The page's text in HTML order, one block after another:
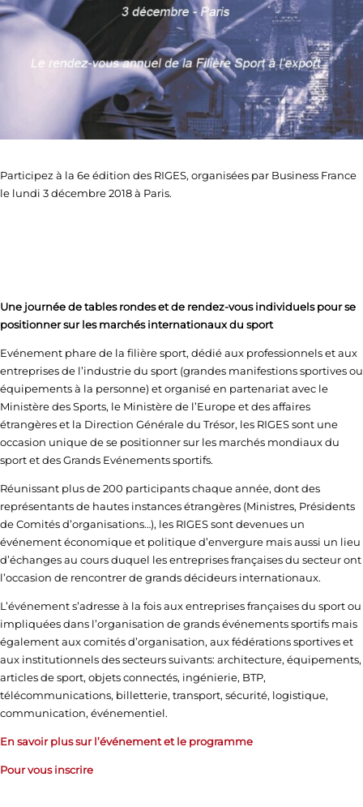
Participez à la 6e édition des RIGES, organisées par Business France
le lundi 3 décembre 2018 à Paris.
Une journée de tables rondes et de rendez-vous individuels pour se
positionner sur les marchés internationaux du sport
Evénement phare de la filière sport, dédié aux professionnels et aux
entreprises de l’industrie du sport (grandes manifestions sportives ou
équipements à la personne) et organisé en partenariat avec le
Ministère des Sports, le Ministère de l’Europe et des affaires
étrangères et la Direction Générale du Trésor, les RIGES sont une
occasion unique de se positionner sur les marchés mondiaux du
sport et des Grands Evénements sportifs.
Réunissant plus de 200 participants chaque année, dont des
représentants de hautes instances étrangères (Ministres, Présidents
de Comités d’organisations…), les RIGES sont devenues un
événement économique et politique d’envergure mais aussi un lieu
d’échanges au cours duquel les entreprises françaises du secteur ont
l’occasion de rencontrer de grands décideurs internationaux.
L’événement s’adresse à la fois aux entreprises françaises du sport ou
impliquées dans l’organisation de grands événements sportifs mais
également aux comités d’organisation, aux fédérations sportives et
aux institutionnels des secteurs suivants: architecture, équipements,
articles de sport, objets connectés, ingénierie, BTP,
télécommunications, billetterie, transport, sécurité, logistique,
communication, événementiel.
En savoir plus sur l’événement et le programme
Pour vous inscrire